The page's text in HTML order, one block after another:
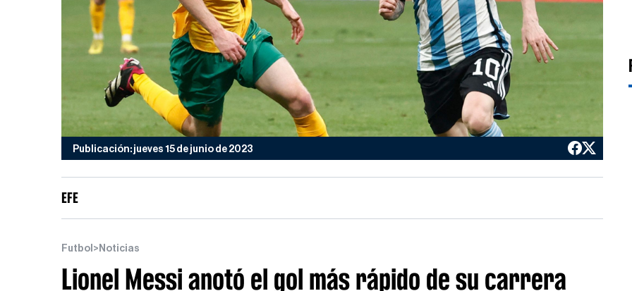
Publicación: jueves 15 de junio de 2023
EFE
Futbol > Noticias
Lionel Messi anotó el gol más rápido de su carrera